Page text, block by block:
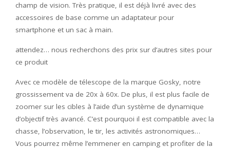
champ de vision. Très pratique, il est déjà livré avec des
accessoires de base comme un adaptateur pour
smartphone et un sac à main.
attendez… nous recherchons des prix sur d’autres sites pour
ce produit
Avec ce modèle de télescope de la marque Gosky, notre
grossissement va de 20x à 60x. De plus, il est plus facile de
zoomer sur les cibles à l’aide d’un système de dynamique
d’objectif très avancé. C’est pourquoi il est compatible avec la
chasse, l’observation, le tir, les activités astronomiques…
Vous pourrez même l’emmener en camping et profiter de la